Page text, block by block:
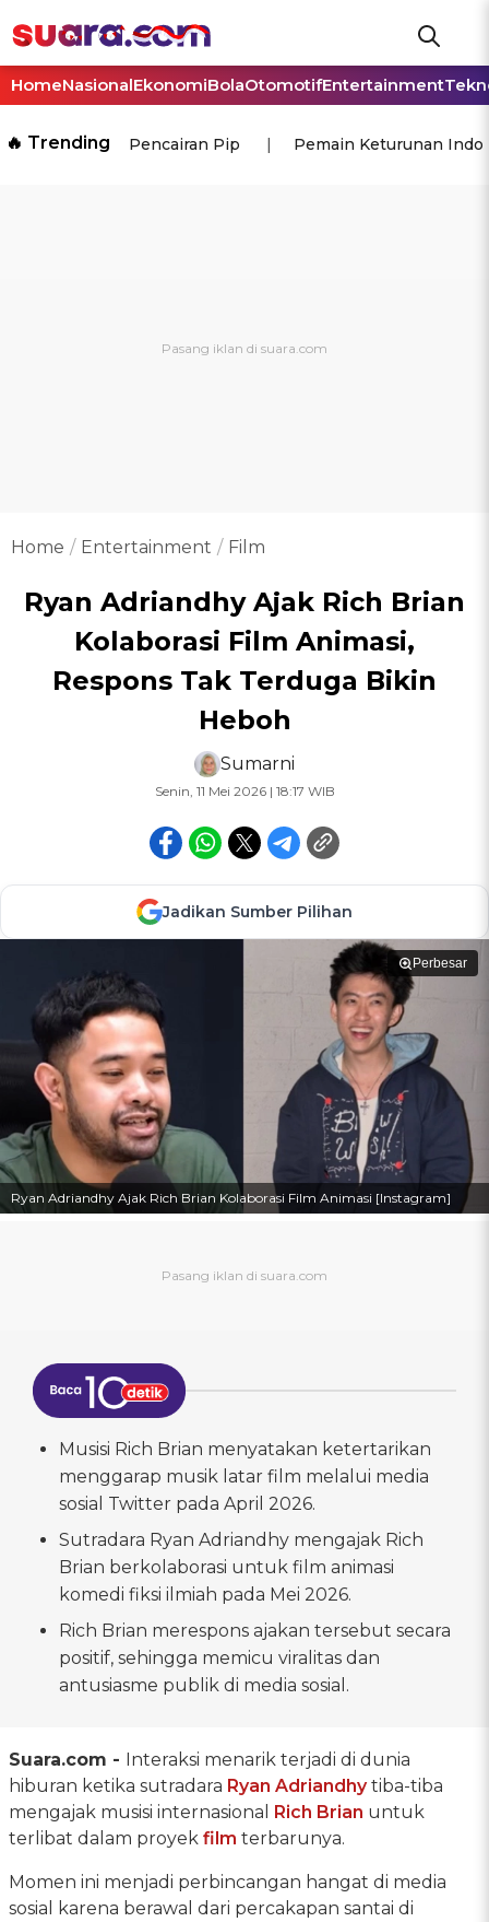
HomeNasionalEkonomiBolaOtomotifEntertainment
🔥 Trending Pencairan Pip Pemain Keturunan
Home Entertainment Film
Ryan Adriandhy Ajak Rich Brian
Kolaborasi Film Animasi,
Respons Tak Terduga Bikin
Heboh
Sumarni
Senin, 11 Mei 2026 | 18:17 WIB
Jadikan Sumber Pilihan
Perbesar
Ryan Adriandhy Ajak Rich Brian Kolaborasi Film Animasi [Instagram]
Musisi Rich Brian menyatakan ketertarikan
menggarap musik latar film melalui media
sosial Twitter pada April 2026.
Sutradara Ryan Adriandhy mengajak Rich
Brian berkolaborasi untuk film animasi
komedi fiksi ilmiah pada Mei 2026.
Rich Brian merespons ajakan tersebut secara
positif, sehingga memicu viralitas dan
antusiasme publik di media sosial.
Suara.com - Interaksi menarik terjadi di dunia
hiburan ketika sutradara Ryan Adriandhytiba-tiba
mengajak musisi internasional Rich Brian untuk
terlibat dalam proyek film terbarunya.
Momen ini menjadi perbincangan hangat di media
sosial karena berawal dari percakapan santai di